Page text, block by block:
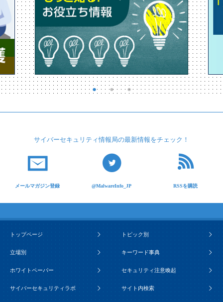
サイバーセキュリティ情報局の最新情報をチェック！
メールマガジン登録 @MalwareInfo_JP RSSを購読
トップページ トピック別
立場別 キーワード事典
ホワイトペーパー セキュリティ注意喚起
サイバーセキュリティラボ サイト内検索